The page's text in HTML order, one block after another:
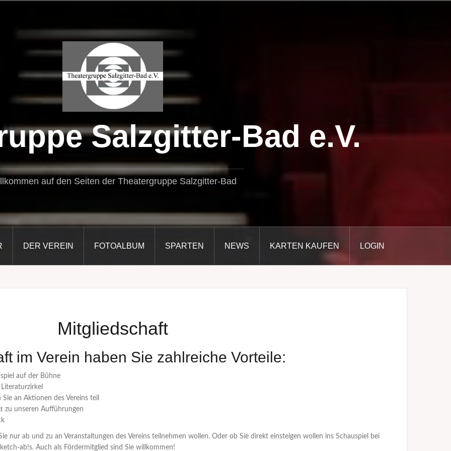
Salzgitter-Bad e.V.
auf den Seiten der Theatergruppe Salzgitter-Bad
DER VEREIN FOTOALBUM SPARTEN NEWS KARTEN KAUFEN LOGIN
Mitgliedschaft
im Verein haben Sie zahlreiche Vorteile:
auf der Bühne
an Aktionen des Vereins teil
zu unseren Aufführungen
nur ab und zu an Veranstaltungen des Vereins teilnehmen wollen. Oder ob Sie direkt einsteigen wollen ins Schauspiel bei
ab!s. Auch als Fördermitglied sind Sie willkommen!